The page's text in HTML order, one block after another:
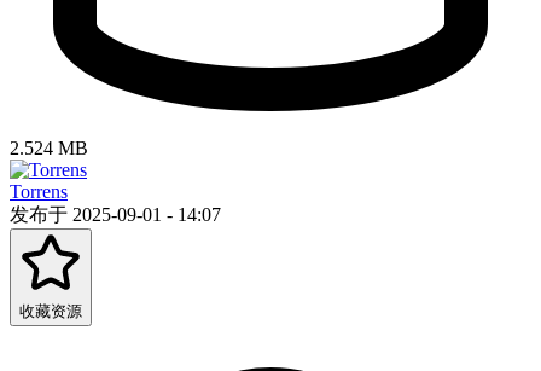
2.524 MB
Torrens
发布于 2025-09-01 - 14:07
收藏资源